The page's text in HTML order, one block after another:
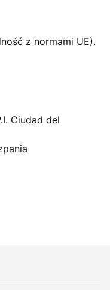
z normami UE).
Ciudad del